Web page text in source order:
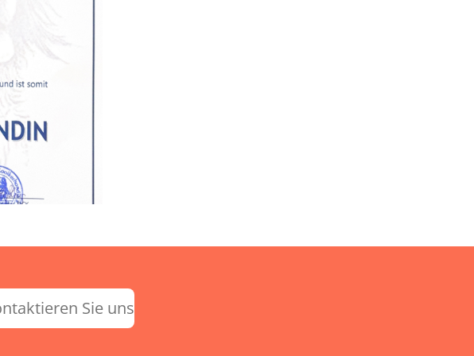
Sie uns